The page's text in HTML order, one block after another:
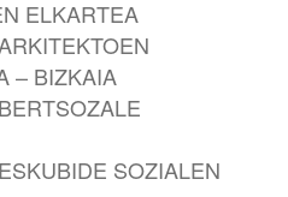
ELKARTEA
– BIZKAIA
SOZIALEN